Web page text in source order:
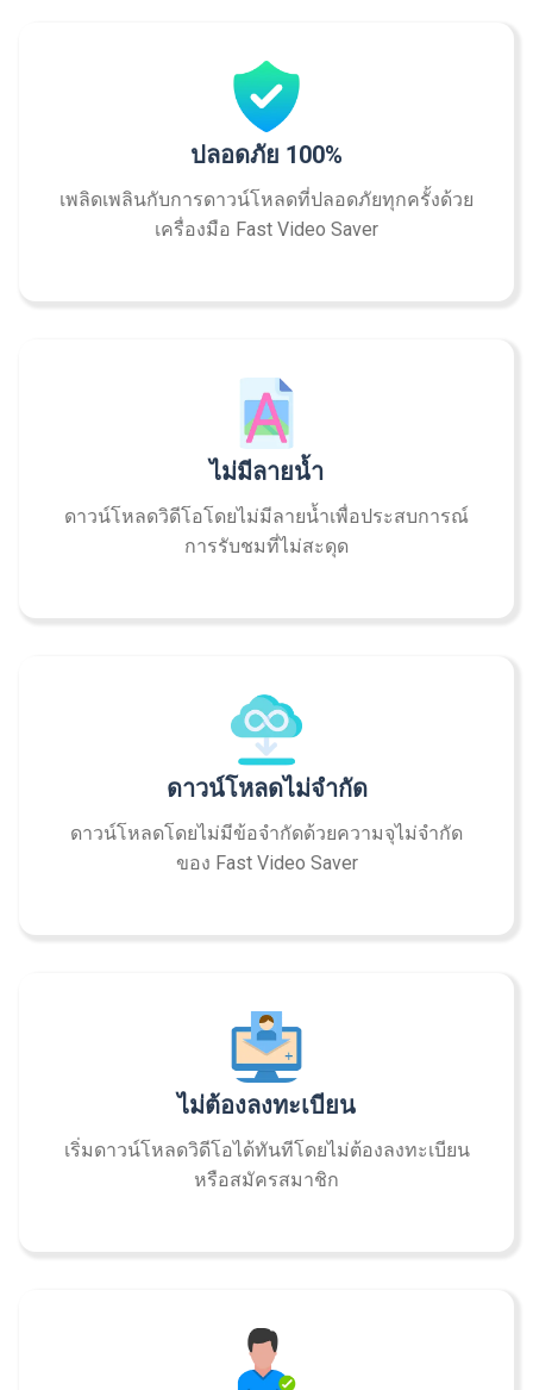
ปลอดภัย 100%
เพลิดเพลินกับการดาวน์โหลดที่ปลอดภัยทุกครั้งด้วย
เครื่องมือ Fast Video Saver
ไม่มีลายน้ำ
ดาวน์โหลดวิดีโอโดยไม่มีลายน้ำเพื่อประสบการณ์
การรับชมที่ไม่สะดุด
ดาวน์โหลดไม่จำกัด
ดาวน์โหลดโดยไม่มีข้อจำกัดด้วยความจุไม่จำกัด
ของ Fast Video Saver
ไม่ต้องลงทะเบียน
เริ่มดาวน์โหลดวิดีโอได้ทันทีโดยไม่ต้องลงทะเบียน
หรือสมัครสมาชิก